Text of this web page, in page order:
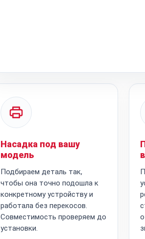
Насадка под вашу
модель
Подбираем деталь так,
чтобы она точно подошла к
конкретному устройству и
работала без перекосов.
Совместимость проверяем до
установки.